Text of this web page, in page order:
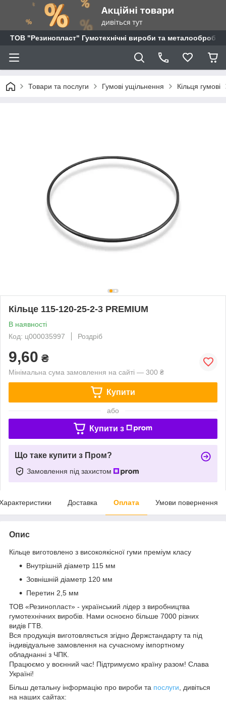
ТОВ "Резинопласт" Гумотехнічні вироби та металообробка
Товари та послуги Гумові ущільнення Кільця гумові
Кільце 115-120-25-2-3 PREMIUM
В наявності
Код: ц000035997
Роздріб
9,60 ₴
Мінімальна сума замовлення на сайті — 300 ₴
Купити
або
Купити з
Що таке купити з Пром?
Замовлення під захистом
Доставка Оплата Умови повернення
Опис
Кільце виготовлено з високоякісної гуми преміум класу
Внутрішній діаметр 115 мм
Зовнішній діаметр 120 мм
Перетин 2,5 мм
ТОВ «Резинопласт» - український лідер з виробництва
гумотехнічних виробів. Нами осноєно більше 7000 різних
видів ГТВ.
Вся продукція виготовляється згідно Держстандарту та під
індивідуальне замовлення на сучасному імпортному
обладнанні з ЧПК.
Працюємо у воєнний час! Підтримуємо країну разом! Слава
Україні!
Більш детальну інформацію про вироби та послуги , дивіться
на наших сайтах: